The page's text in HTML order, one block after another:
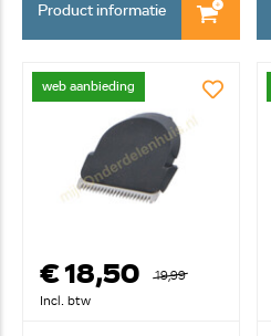
Product informatie
web aanbieding
€ 18,50
19,99
Incl. btw